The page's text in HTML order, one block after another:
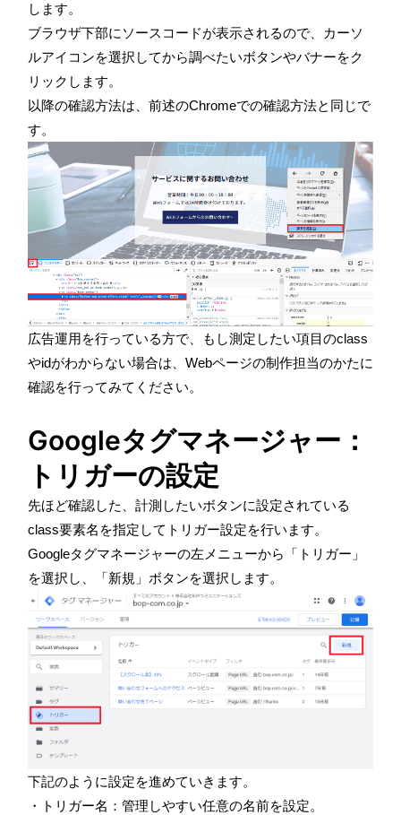
します。
ブラウザ下部にソースコードが表示されるので、カーソ
ルアイコンを選択してから調べたいボタンやバナーをク
リックします。
以降の確認方法は、前述のChromeでの確認方法と同じで
す。
広告運用を行っている方で、もし測定したい項目のclass
やidがわからない場合は、Webページの制作担当のかたに
確認を行ってみてください。
Googleタグマネージャー：
トリガーの設定
先ほど確認した、計測したいボタンに設定されている
class要素名を指定してトリガー設定を行います。
Googleタグマネージャーの左メニューから「トリガー」
を選択し、「新規」ボタンを選択します。
下記のように設定を進めていきます。
・トリガー名：管理しやすい任意の名前を設定。